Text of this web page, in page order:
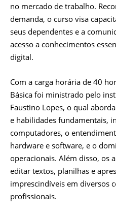
no mercado de trabalho.
demanda, o curso visa
seus dependentes e a
acesso a conhecimentos
digital.
Com a carga horária de 40
Básica foi ministrado pelo
Faustino Lopes, o qual
e habilidades fundamentais,
computadores, o
hardware e software, e o
operacionais. Além disso, os
editar textos, planilhas e
imprescindíveis em diversos
profissionais.